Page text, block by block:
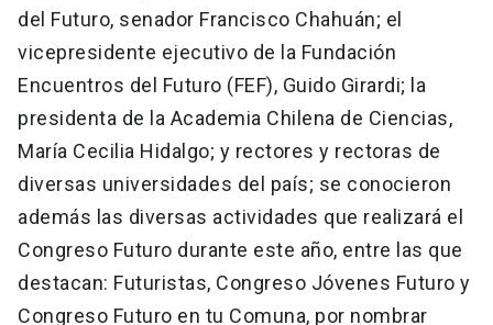
del Futuro, senador Francisco Chahuán; el
vicepresidente ejecutivo de la Fundación
Encuentros del Futuro (FEF), Guido Girardi; la
presidenta de la Academia Chilena de Ciencias,
María Cecilia Hidalgo; y rectores y rectoras de
diversas universidades del país; se conocieron
además las diversas actividades que realizará el
Congreso Futuro durante este año, entre las que
destacan: Futuristas, Congreso Jóvenes Futuro y
Congreso Futuro en tu Comuna, por nombrar